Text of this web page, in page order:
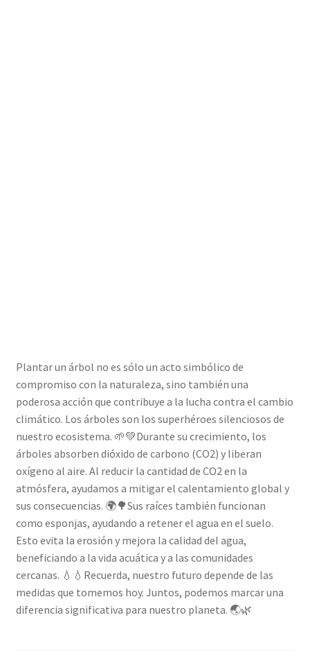
Plantar un árbol no es sólo un acto simbólico de
compromiso con la naturaleza, sino también una
poderosa acción que contribuye a la lucha contra el cambio
climático. Los árboles son los superhéroes silenciosos de
nuestro ecosistema. 🌱💚Durante su crecimiento, los
árboles absorben dióxido de carbono (CO2) y liberan
oxígeno al aire. Al reducir la cantidad de CO2 en la
atmósfera, ayudamos a mitigar el calentamiento global y
sus consecuencias. 🌍🌳Sus raíces también funcionan
como esponjas, ayudando a retener el agua en el suelo.
Esto evita la erosión y mejora la calidad del agua,
beneficiando a la vida acuática y a las comunidades
cercanas. 💧💧Recuerda, nuestro futuro depende de las
medidas que tomemos hoy. Juntos, podemos marcar una
diferencia significativa para nuestro planeta. 🌏🌿